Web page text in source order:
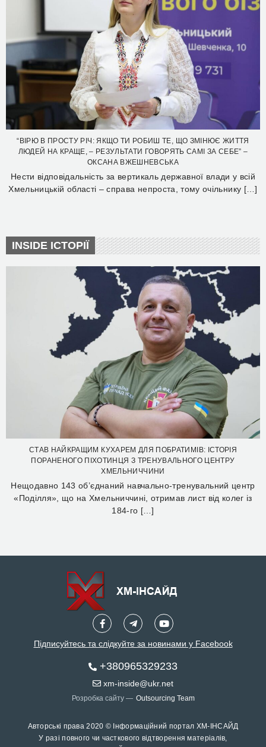
“ВІРЮ В ПРОСТУ РІЧ: ЯКЩО ТИ РОБИШ ТЕ, ЩО ЗМІНЮЄ ЖИТТЯ
ЛЮДЕЙ НА КРАЩЕ, – РЕЗУЛЬТАТИ ГОВОРЯТЬ САМІ ЗА СЕБЕ” –
ОКСАНА ВЖЕШНЕВСЬКА
Нести відповідальність за вертикаль державної влади у всій
Хмельницькій області – справа непроста, тому очільнику […]
INSIDE ІСТОРІЇ
СТАВ НАЙКРАЩИМ КУХАРЕМ ДЛЯ ПОБРАТИМІВ: ІСТОРІЯ
ПОРАНЕНОГО ПІХОТИНЦЯ З ТРЕНУВАЛЬНОГО ЦЕНТРУ
ХМЕЛЬНИЧЧИНИ
Нещодавно 143 об’єднаний навчально-тренувальний центр
«Поділля», що на Хмельниччині, отримав лист від колег із
184-го […]
Підписуйтесь та слідкуйте за новинами у Facebook
+380965329233
xm-inside@ukr.net
Розробка сайту — Outsourcing Team
Авторські права 2020 © Інформаційний портал ХМ-ІНСАЙД
У разі повного чи часткового відтворення матеріалів,